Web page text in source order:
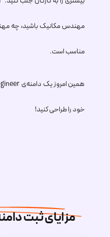
مهندس مکانیک باشید، چه
مناسب است.
همین امروز یک دامنه‌ی
خود را طراحی کنید!
مزایای ثبت